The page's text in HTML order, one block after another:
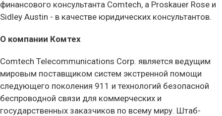
финансового консультанта Comtech, а Proskauer Rose и
Sidley Austin - в качестве юридических консультантов.
О компании Комтех
Comtech Telecommunications Corp. является ведущим
мировым поставщиком систем экстренной помощи
следующего поколения 911 и технологий безопасной
беспроводной связи для коммерческих и
государственных заказчиков по всему миру. Штаб-